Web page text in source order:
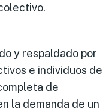
y respaldado por
e individuos de
de
la demanda de un